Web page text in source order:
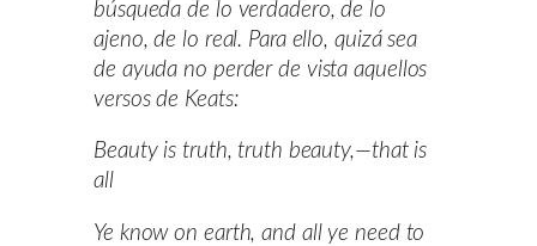
búsqueda de lo verdadero, de lo
ajeno, de lo real. Para ello, quizá sea
de ayuda no perder de vista aquellos
versos de Keats:
Beauty is truth, truth beauty,—that is
all
Ye know on earth, and all ye need to